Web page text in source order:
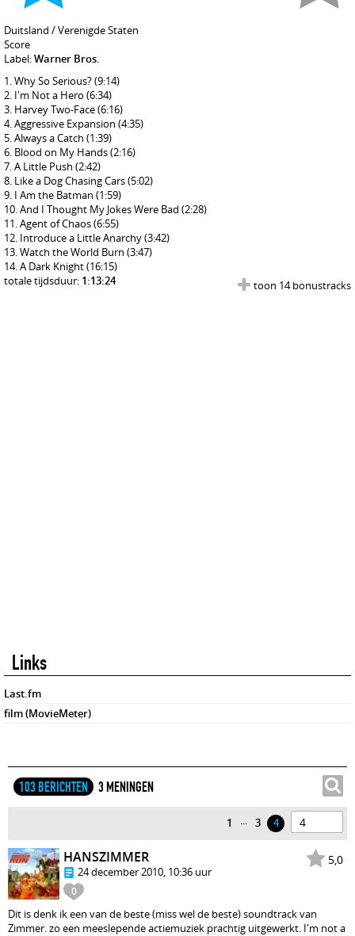
Duitsland / Verenigde Staten
Score
Label:Warner Bros.
Why So Serious?(9:14)
I'm Not a Hero (6:34)
Harvey Two-Face(6:16)
Aggressive Expansion (4:35)
Always a Catch (1:39)
Blood on My Hands(2:16)
A Little Push (2:42)
Like a Dog Chasing Cars(5:02)
I Am the Batman (1:59)
And I Thought My Jokes Were Bad (2:28)
Agent of Chaos(6:55)
Introduce a Little Anarchy(3:42)
Watch the World Burn (3:47)
A Dark Knight(16:15)
toon 14 bonustracks
totale tijdsduur: 1:13:24
Links
Last.fm
film (MovieMeter)
103 BERICHTEN 3 MENINGEN
1 ... 3 4
5,0
0
HANSZIMMER
24 december 2010, 10:36 uur
Dit is denk ik een van de beste (miss wel de beste) soundtrack van
Zimmer. zo een meeslepende actiemuziek prachtig uitgewerkt. I'm not a